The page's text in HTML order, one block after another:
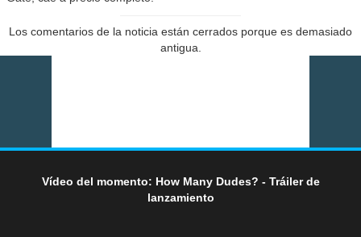
Los comentarios de la noticia están cerrados porque es demasiado
antigua.
Vídeo del momento: How Many Dudes? - Tráiler de
lanzamiento